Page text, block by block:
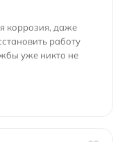
коррозия, даже
работу
уже никто не